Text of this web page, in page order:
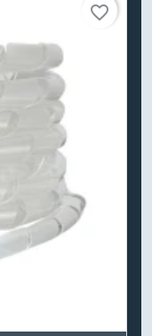
favorite_border